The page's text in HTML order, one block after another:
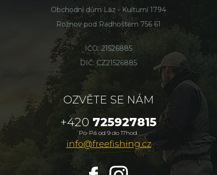
Obchodní dům Láz - Kulturní 1794
Rožnov pod Radhoštěm 756 61
IČO: 21526885
DIČ: CZ21526885
OZVĚTE SE NÁM
+420 725927815
Po-Pá od 9 do 17hod.
info@freefishing.cz